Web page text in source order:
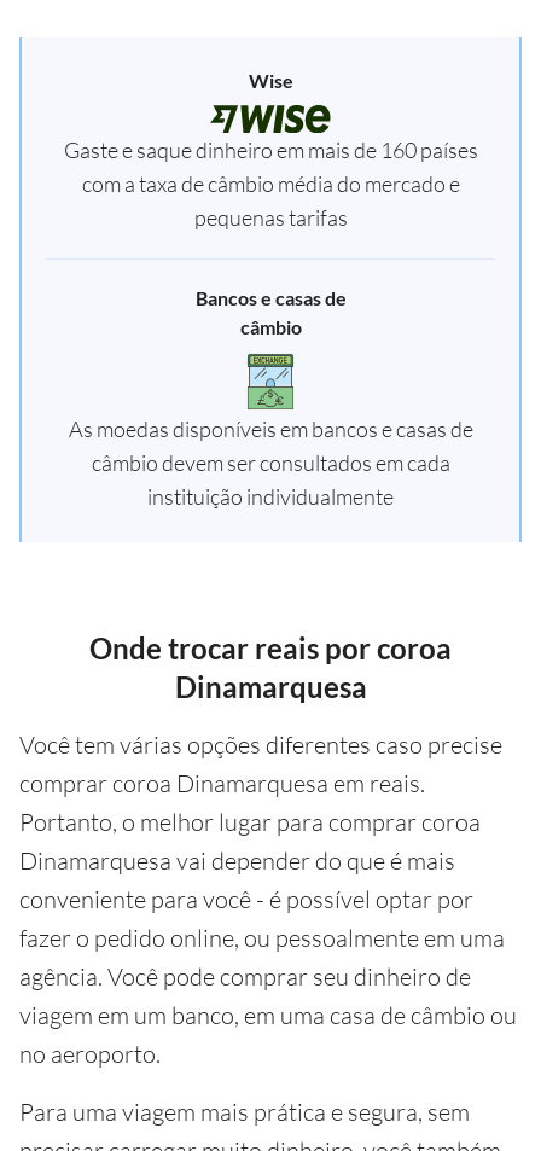
Wise
Gaste e saque dinheiro em mais de 160 países
com a taxa de câmbio média do mercado e
pequenas tarifas
Bancos e casas de
câmbio
As moedas disponíveis em bancos e casas de
câmbio devem ser consultados em cada
instituição individualmente
Onde trocar reais por coroa
Dinamarquesa
Você tem várias opções diferentes caso precise
comprar coroa Dinamarquesa em reais.
Portanto, o melhor lugar para comprar coroa
Dinamarquesa vai depender do que é mais
conveniente para você - é possível optar por
fazer o pedido online, ou pessoalmente em uma
agência. Você pode comprar seu dinheiro de
viagem em um banco, em uma casa de câmbio ou
no aeroporto.
Para uma viagem mais prática e segura, sem